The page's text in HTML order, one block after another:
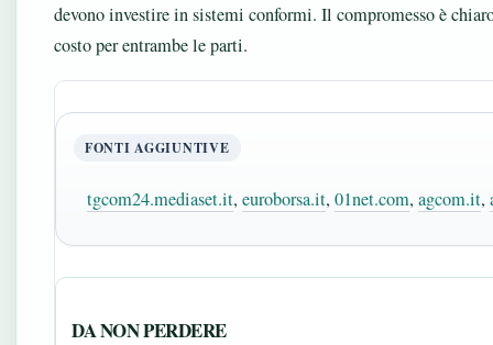
devono investire in sistemi conformi. Il compromesso è
costo per entrambe le parti.
FONTI AGGIUNTIVE
tgcom24.mediaset.it,euroborsa.it,01net.com,agcom.it,
DA NON PERDERE